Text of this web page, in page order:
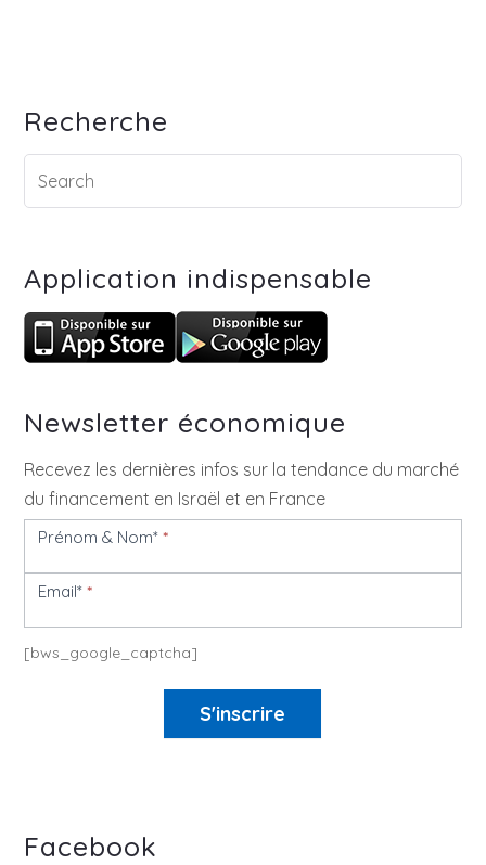
Recherche
Application indispensable
Newsletter économique
Recevez les dernières infos sur la tendance du marché
du financement en Israël et en France
Newsletter
Prénom & Nom**
Email**
[bws_google_captcha]
S'inscrire
Facebook